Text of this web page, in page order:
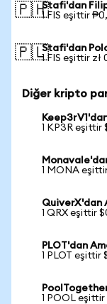
🇵🇭Stafi'dan
1 FIS eşittir
🇵🇱Stafi'dan
1 FIS eşittir
Diğer kripto
1 KP3R eşittir
1 MONA
QuiverX'dan
1 QRX eşittir
PLOT'dan
1 PLOT eşittir
1 POOL eşittir